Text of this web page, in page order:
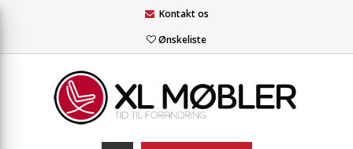
Kontakt os
Ønskeliste